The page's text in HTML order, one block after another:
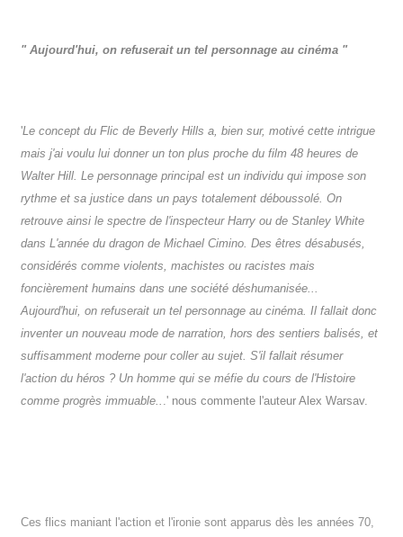
" Aujourd'hui, on refuserait un tel personnage au cinéma "
'Le concept du Flic de Beverly Hills a, bien sur, motivé cette intrigue
mais j'ai voulu lui donner un ton plus proche du film 48 heures de
Walter Hill. Le personnage principal est un individu qui impose son
rythme et sa justice dans un pays totalement déboussolé. On
retrouve ainsi le spectre de l'inspecteur Harry ou de Stanley White
dans L'année du dragon de Michael Cimino. Des êtres désabusés,
considérés comme violents, machistes ou racistes mais
foncièrement humains dans une société déshumanisée...
Aujourd'hui, on refuserait un tel personnage au cinéma. Il fallait donc
inventer un nouveau mode de narration, hors des sentiers balisés, et
suffisamment moderne pour coller au sujet. S'il fallait résumer
l'action du héros ? Un homme qui se méfie du cours de l'Histoire
comme progrès immuable.. .' nous commente l'auteur Alex Warsav.
Ces flics maniant l'action et l'ironie sont apparus dès les années 70,